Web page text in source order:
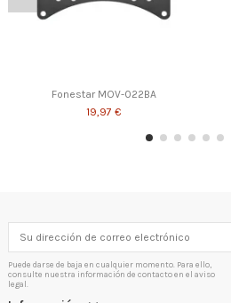
Fonestar MOV-022BA
19,97 €
Puede darse de baja en cualquier momento. Para ello,
consulte nuestra información de contacto en el aviso
legal.